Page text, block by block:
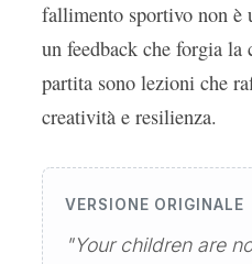
fallimento sportivo non è
un feedback che forgia
partita sono lezioni che
creatività e resilienza.
VERSIONE ORIGINALE
"Your children are